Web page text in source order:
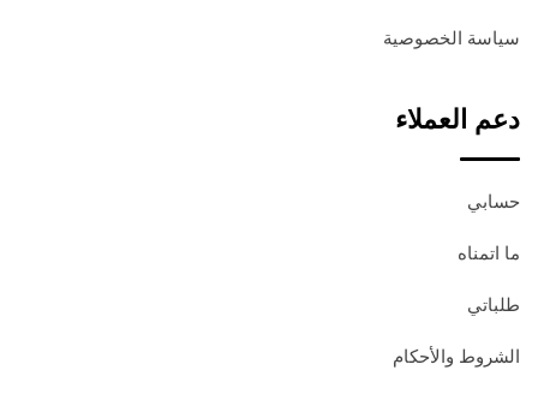
سياسة الخصوصية
دعم العملاء
حسابي
ما اتمناه
طلباتي
الشروط والأحكام